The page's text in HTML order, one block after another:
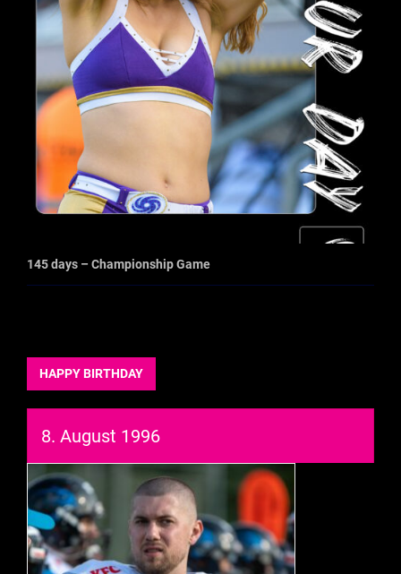
145 days – Championship Game
HAPPY BIRTHDAY
8. August 1996